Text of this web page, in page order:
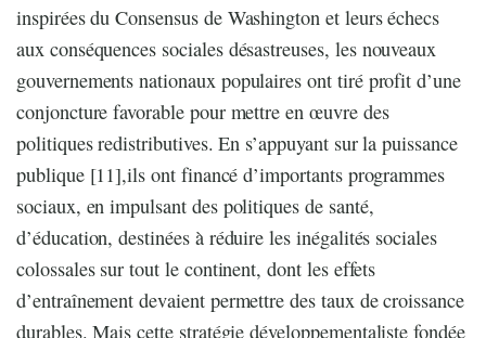
inspirées du Consensus de Washington et leurs échecs
aux conséquences sociales désastreuses, les nouveaux
gouvernements nationaux populaires ont tiré profit d’une
conjoncture favorable pour mettre en œuvre des
politiques redistributives. En s’appuyant sur la puissance
publique [11],ils ont financé d’importants programmes
sociaux, en impulsant des politiques de santé,
d’éducation, destinées à réduire les inégalités sociales
colossales sur tout le continent, dont les effets
d’entraînement devaient permettre des taux de croissance
durables. Mais cette stratégie développementaliste fondée